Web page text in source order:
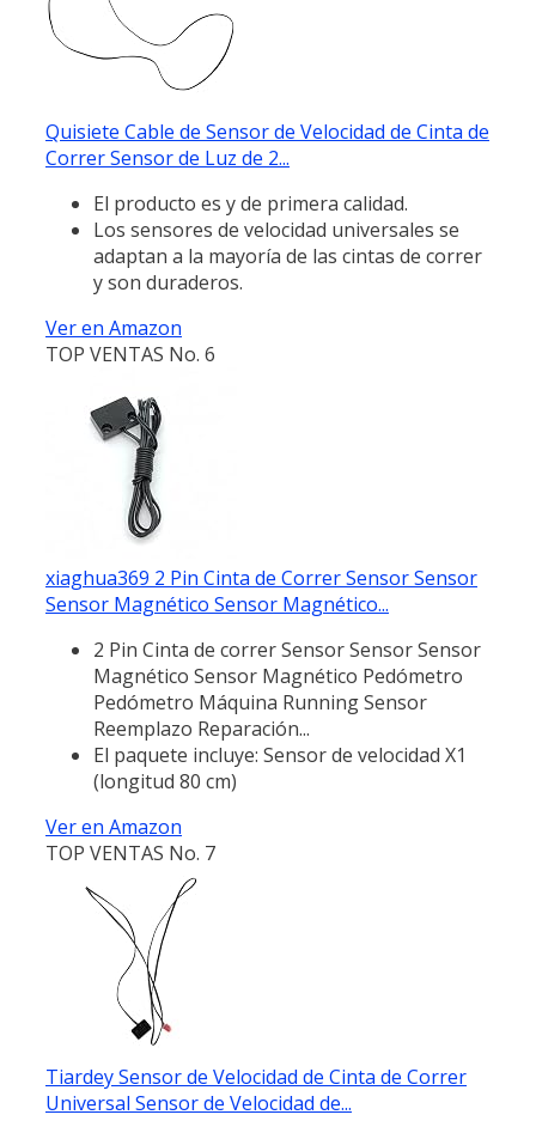
Quisiete Cable de Sensor de Velocidad de Cinta de
Correr Sensor de Luz de 2...
El producto es y de primera calidad.
Los sensores de velocidad universales se
adaptan a la mayoría de las cintas de correr
y son duraderos.
Ver en Amazon
TOP VENTAS No. 6
xiaghua369 2 Pin Cinta de Correr Sensor Sensor
Sensor Magnético Sensor Magnético...
2 Pin Cinta de correr Sensor Sensor Sensor
Magnético Sensor Magnético Pedómetro
Pedómetro Máquina Running Sensor
Reemplazo Reparación...
El paquete incluye: Sensor de velocidad X1
(longitud 80 cm)
Ver en Amazon
TOP VENTAS No. 7
Tiardey Sensor de Velocidad de Cinta de Correr
Universal Sensor de Velocidad de...